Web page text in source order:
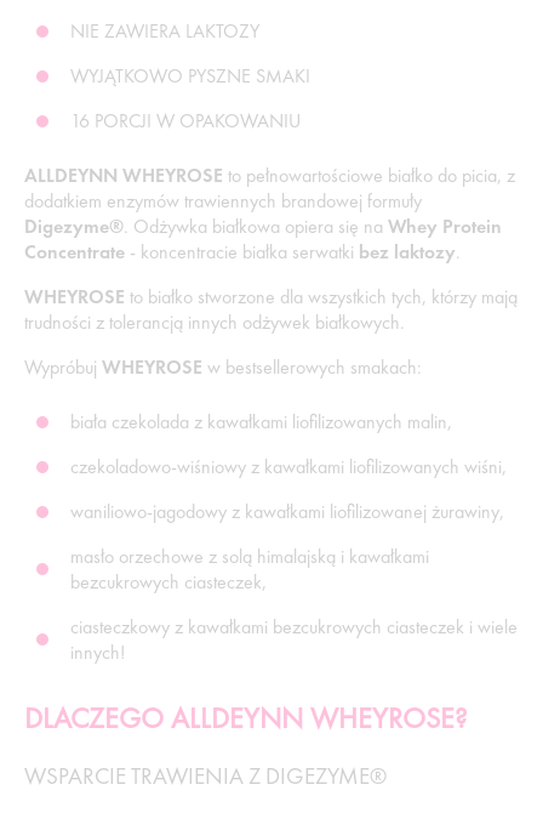
NIE ZAWIERA LAKTOZY
WYJĄTKOWO PYSZNE SMAKI
16 PORCJI W OPAKOWANIU
ALLDEYNN WHEYROSE to pełnowartościowe białko do picia, z
dodatkiem enzymów trawiennych brandowej formuły
Digezyme®. Odżywka białkowa opiera się na Whey Protein
Concentrate - koncentracie białka serwatki bez laktozy.
WHEYROSE to białko stworzone dla wszystkich tych, którzy mają
trudności z tolerancją innych odżywek białkowych.
Wypróbuj WHEYROSE w bestsellerowych smakach:
biała czekolada z kawałkami liofilizowanych malin,
czekoladowo-wiśniowy z kawałkami liofilizowanych wiśni,
waniliowo-jagodowy z kawałkami liofilizowanej żurawiny,
masło orzechowe z solą himalajską i kawałkami
bezcukrowych ciasteczek,
ciasteczkowy z kawałkami bezcukrowych ciasteczek i wiele
innych!
DLACZEGO ALLDEYNN WHEYROSE?
WSPARCIE TRAWIENIA Z DIGEZYME®